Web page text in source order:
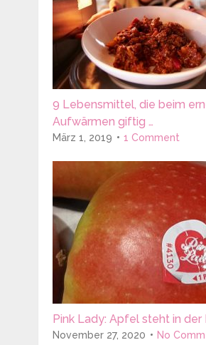
9 Lebensmittel, die beim
Aufwärmen giftig …
März 1, 2019 1 Comment
Pink Lady: Apfel steht in der
November 27, 2020 No